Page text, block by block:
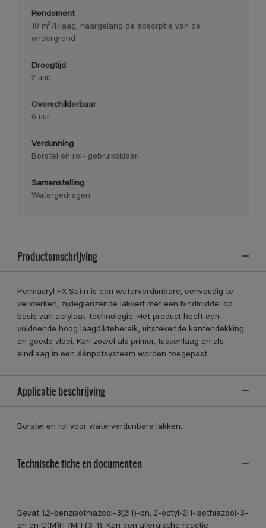
Rendement
10 m²/l/laag, naargelang de absorptie van de
ondergrond
Droogtijd
2 uur.
Overschilderbaar
6 uur
Verdunning
Borstel en rol- gebruiksklaar.
Samenstelling
Watergedragen
Productomschrijving
Permacryl FX Satin is een waterverdunbare, eenvoudig te
verwerken, zijdeglanzende lakverf met een bindmiddel op
basis van acrylaat-technologie. Het product heeft een
voldoende hoog laagdiktebereik, uitstekende kantendekking
en goede vloei. Kan zowel als primer, tussenlaag en als
eindlaag in een éénpotsysteem worden toegepast.
Applicatie beschrijving
Borstel en rol voor waterverdunbare lakken.
Technische fiche en documenten
Bevat 1,2-benzisothiazool-3(2H)-on, 2-octyl-2H-isothiazool-3-
on en C(M)IT/MIT(3-1). Kan een allergische reactie